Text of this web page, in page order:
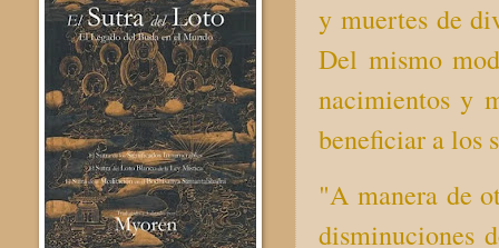
y muertes de
Del mismo
nacimientos y
beneficiar a los
"A manera de
disminuciones